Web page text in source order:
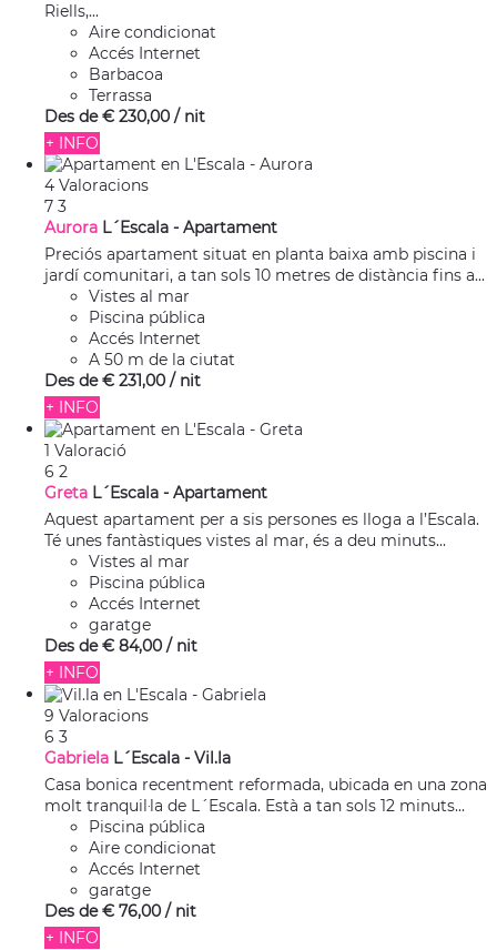
Riells,...
Aire condicionat
Accés Internet
Barbacoa
Terrassa
Des de € 230,00 / nit
+ INFO
4 Valoracions
7 3
Aurora L´Escala - Apartament
Preciós apartament situat en planta baixa amb piscina i
jardí comunitari, a tan sols 10 metres de distància fins a...
Vistes al mar
Piscina pública
Accés Internet
A 50 m de la ciutat
Des de € 231,00 / nit
+ INFO
1 Valoració
6 2
Greta L´Escala - Apartament
Aquest apartament per a sis persones es lloga a l’Escala.
Té unes fantàstiques vistes al mar, és a deu minuts...
Vistes al mar
Piscina pública
Accés Internet
garatge
Des de € 84,00 / nit
+ INFO
9 Valoracions
6 3
Gabriela L´Escala - Vil.la
Casa bonica recentment reformada, ubicada en una zona
molt tranquil·la de L´Escala. Està a tan sols 12 minuts...
Piscina pública
Aire condicionat
Accés Internet
garatge
Des de € 76,00 / nit
+ INFO